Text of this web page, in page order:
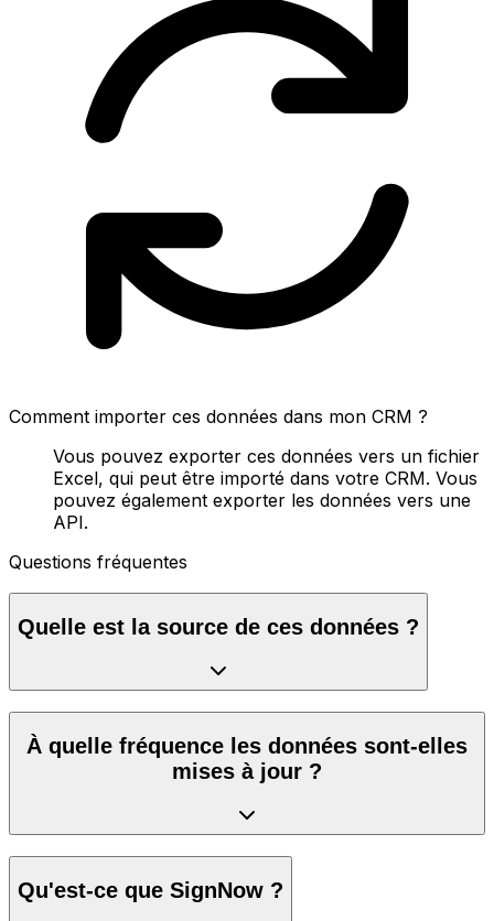
Comment importer ces données dans mon CRM ?
Vous pouvez exporter ces données vers un fichier
Excel, qui peut être importé dans votre CRM. Vous
pouvez également exporter les données vers une
API.
Questions fréquentes
Quelle est la source de ces données ?
À quelle fréquence les données sont-elles
mises à jour ?
Qu'est-ce que SignNow ?